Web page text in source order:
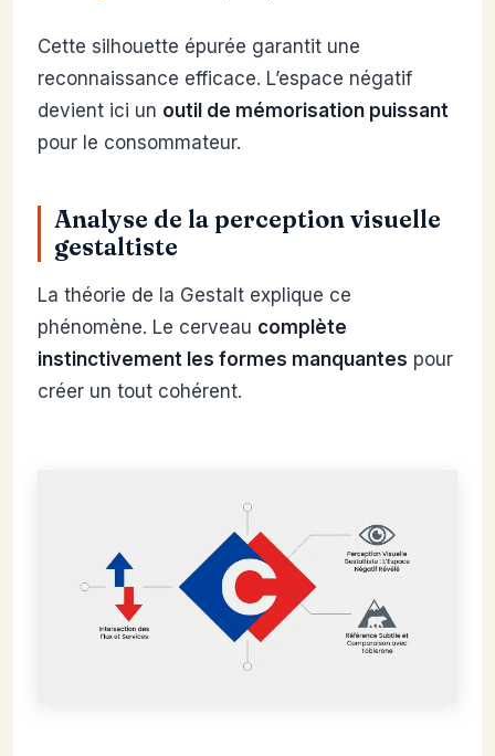
Cette silhouette épurée garantit une
reconnaissance efficace. L’espace négatif
devient ici un outil de mémorisation puissant
pour le consommateur.
Analyse de la perception visuelle
gestaltiste
La théorie de la Gestalt explique ce
phénomène. Le cerveau complète
instinctivement les formes manquantes pour
créer un tout cohérent.